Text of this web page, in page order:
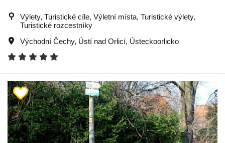
Výlety, Turistické cíle, Výletní místa, Turistické výlety,
Turistické rozcestníky
Východní Čechy, Ústí nad Orlicí, Ústeckoorlicko